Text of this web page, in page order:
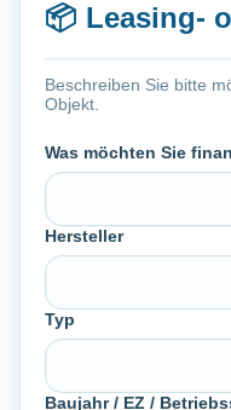
📦 Leasing-
Beschreiben Sie bitte
Objekt.
Was möchten Sie
Hersteller
Typ
Baujahr / EZ /